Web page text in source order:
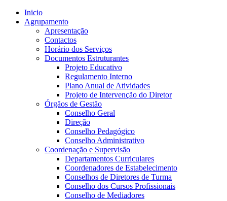
Inicio
Agrupamento
Apresentação
Contactos
Horário dos Serviços
Documentos Estruturantes
Projeto Educativo
Regulamento Interno
Plano Anual de Atividades
Projeto de Intervenção do Diretor
Órgãos de Gestão
Conselho Geral
Direção
Conselho Pedagógico
Conselho Administrativo
Coordenação e Supervisão
Departamentos Curriculares
Coordenadores de Estabelecimento
Conselhos de Diretores de Turma
Conselho dos Cursos Profissionais
Conselho de Mediadores